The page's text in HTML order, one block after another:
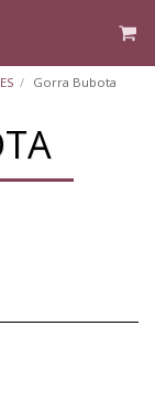
Gorra Bubota